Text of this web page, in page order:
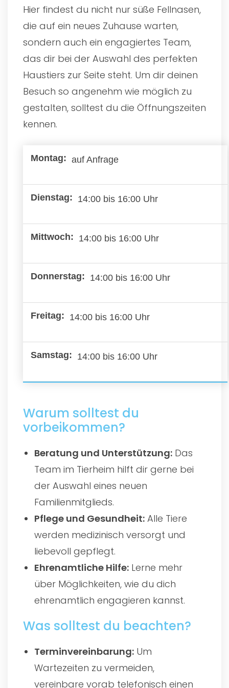
Hier findest du nicht nur süße Fellnasen,
die auf ein neues Zuhause warten,
sondern auch ein engagiertes Team,
das dir bei der Auswahl des perfekten
Haustiers zur Seite steht. Um dir deinen
Besuch so angenehm wie möglich zu
gestalten, solltest du die Öffnungszeiten
kennen.
auf Anfrage
14:00 bis 16:00 Uhr
14:00 bis 16:00 Uhr
14:00 bis 16:00 Uhr
14:00 bis 16:00 Uhr
14:00 bis 16:00 Uhr
Warum solltest du
vorbeikommen?
Beratung und Unterstützung: Das
Team im Tierheim hilft dir gerne bei
der Auswahl eines neuen
Familienmitglieds.
Pflege und Gesundheit: Alle Tiere
werden medizinisch versorgt und
liebevoll gepflegt.
Ehrenamtliche Hilfe: Lerne mehr
über Möglichkeiten, wie du dich
ehrenamtlich engagieren kannst.
Was solltest du beachten?
Terminvereinbarung: Um
Wartezeiten zu vermeiden,
vereinbare vorab telefonisch einen